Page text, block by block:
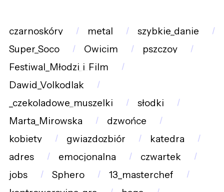
czarnoskóry metal
szybkie_danie
Super_Soco
Owicim
pszczoy
Festiwal_Młodzi_i_Film
Dawid_Volkodlak
_czekoladowe_muszelki
słodki
Marta_Mirowska
dzwońce
kobiety
gwiazdozbiór
katedra
adres
emocjonalna
czwartek
jobs
Sphero
13_masterchef